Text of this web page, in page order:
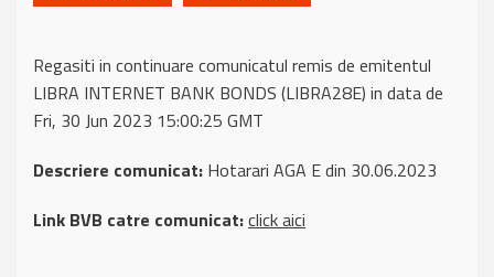
Regasiti in continuare comunicatul remis de emitentul
LIBRA INTERNET BANK BONDS (LIBRA28E) in data de
Fri, 30 Jun 2023 15:00:25 GMT
Descriere comunicat: Hotarari AGA E din 30.06.2023
Link BVB catre comunicat:click aici